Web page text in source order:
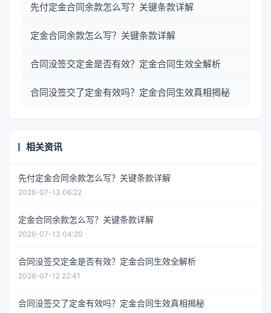
先付定金合同余款怎么写？关键条款详解
定金合同余款怎么写？关键条款详解
合同没签交定金是否有效？定金合同生效全解析
合同没签交了定金有效吗？定金合同生效真相揭秘
相关资讯
先付定金合同余款怎么写？关键条款详解
2026-07-13 06:22
定金合同余款怎么写？关键条款详解
2026-07-13 04:20
合同没签交定金是否有效？定金合同生效全解析
2026-07-12 22:41
合同没签交了定金有效吗？定金合同生效真相揭秘